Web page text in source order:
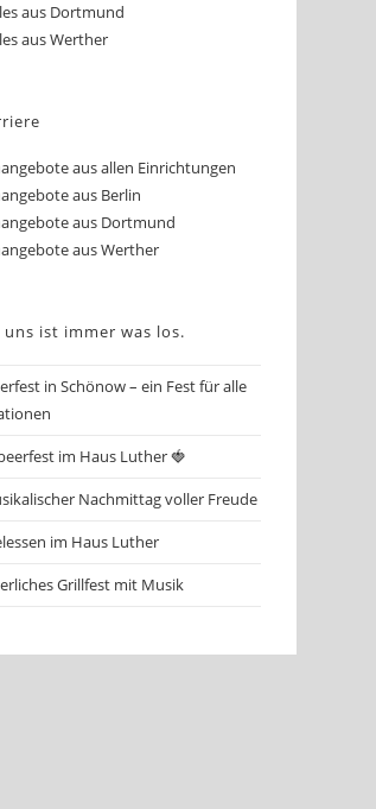
aus Dortmund
aus Werther
aus allen Einrichtungen
aus Berlin
aus Dortmund
aus Werther
uns ist immer was los.
in Schönow – ein Fest für alle
im Haus Luther 🍓
Nachmittag voller Freude
im Haus Luther
Grillfest mit Musik